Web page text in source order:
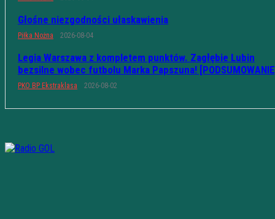
Głośne niezgodności ułaskawienia
Piłka Nożna 2026-08-04
Legia Warszawa z kompletem punktów. Zagłębie Lubin
bezsilne wobec futbolu Marka Papszuna!
PKO BP Ekstraklasa 2026-08-02